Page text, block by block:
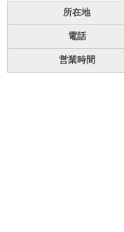
所在地
電話
営業時間